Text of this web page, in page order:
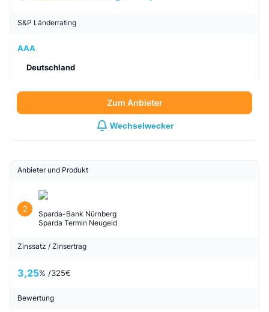
S&P Länderrating
AAA
Deutschland
Zum Anbieter
Wechselwecker
Anbieter und Produkt
2
Sparda-Bank Nürnberg
Sparda Termin Neugeld
Zinssatz / Zinsertrag
3,25% /325€
Bewertung